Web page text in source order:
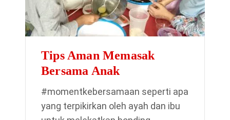
Tips Aman Memasak
Bersama Anak
#momentkebersamaan seperti apa
yang terpikirkan oleh ayah dan ibu